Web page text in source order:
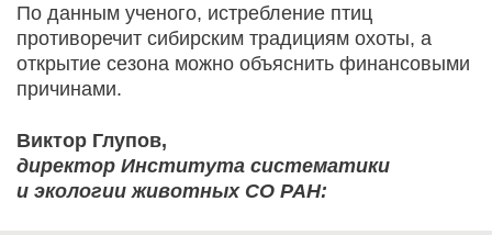
По данным ученого, истребление птиц
противоречит сибирским традициям охоты, а
открытие сезона можно объяснить финансовыми
причинами.
Виктор Глупов,
директор Института систематики
и экологии животных СО РАН: